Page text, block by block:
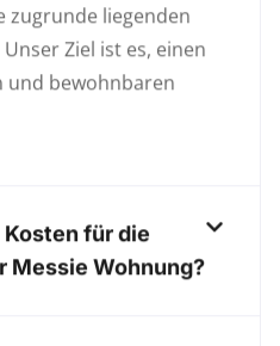
zugrunde liegenden
Ziel ist es, einen
und bewohnbaren
für die
Messie Wohnung?